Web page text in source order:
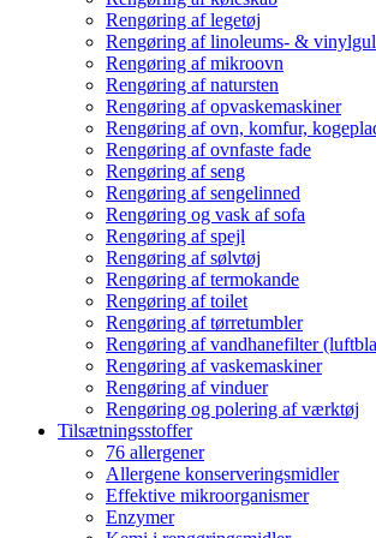
Rengøring af legetøj
Rengøring af linoleums- &
Rengøring af mikroovn
Rengøring af natursten
Rengøring af opvaskemaskiner
Rengøring af ovn, komfur,
Rengøring af ovnfaste fade
Rengøring af seng
Rengøring af sengelinned
Rengøring og vask af sofa
Rengøring af spejl
Rengøring af sølvtøj
Rengøring af termokande
Rengøring af toilet
Rengøring af tørretumbler
Rengøring af vandhanefilter
Rengøring af vaskemaskiner
Rengøring af vinduer
Rengøring og polering af værktøj
Tilsætningsstoffer
76 allergener
Allergene konserveringsmidler
Effektive mikroorganismer
Enzymer